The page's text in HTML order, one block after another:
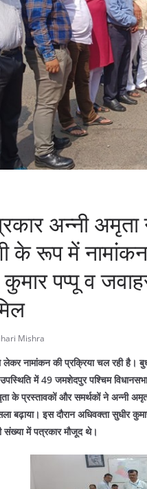
अन्नी
के रूप में
पप्पू व
Mishra
नामांकन की प्रक्रिया चल रही है।
में 49 जमशेदपुर पश्चिम
के प्रस्तावकों और समर्थकों ने अन्नी
बढ़ाया। इस दौरान अधिवक्ता सुधीर
में पत्रकार मौजूद थे।